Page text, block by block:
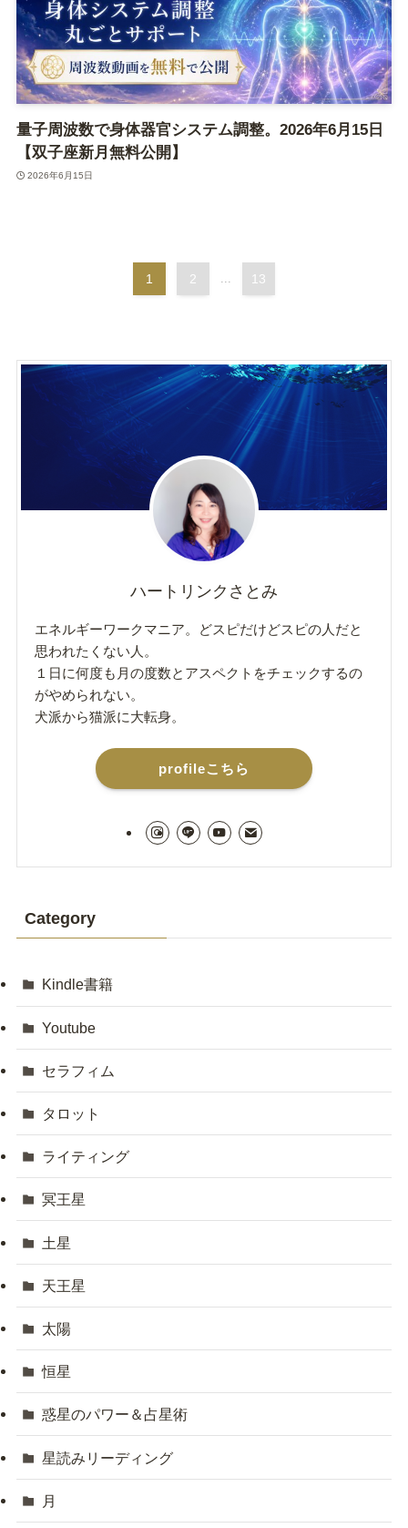
量子周波数で身体器官システム調整。2026年6月15日
【双子座新月無料公開】
2026年6月15日
1 2 ... 13
ハートリンクさとみ
エネルギーワークマニア。どスピだけどスピの人だと
思われたくない人。
１日に何度も月の度数とアスペクトをチェックするの
がやめられない。
犬派から猫派に大転身。
profileこちら
Category
Kindle書籍
Youtube
セラフィム
タロット
ライティング
冥王星
土星
天王星
太陽
恒星
惑星のパワー＆占星術
星読みリーディング
月